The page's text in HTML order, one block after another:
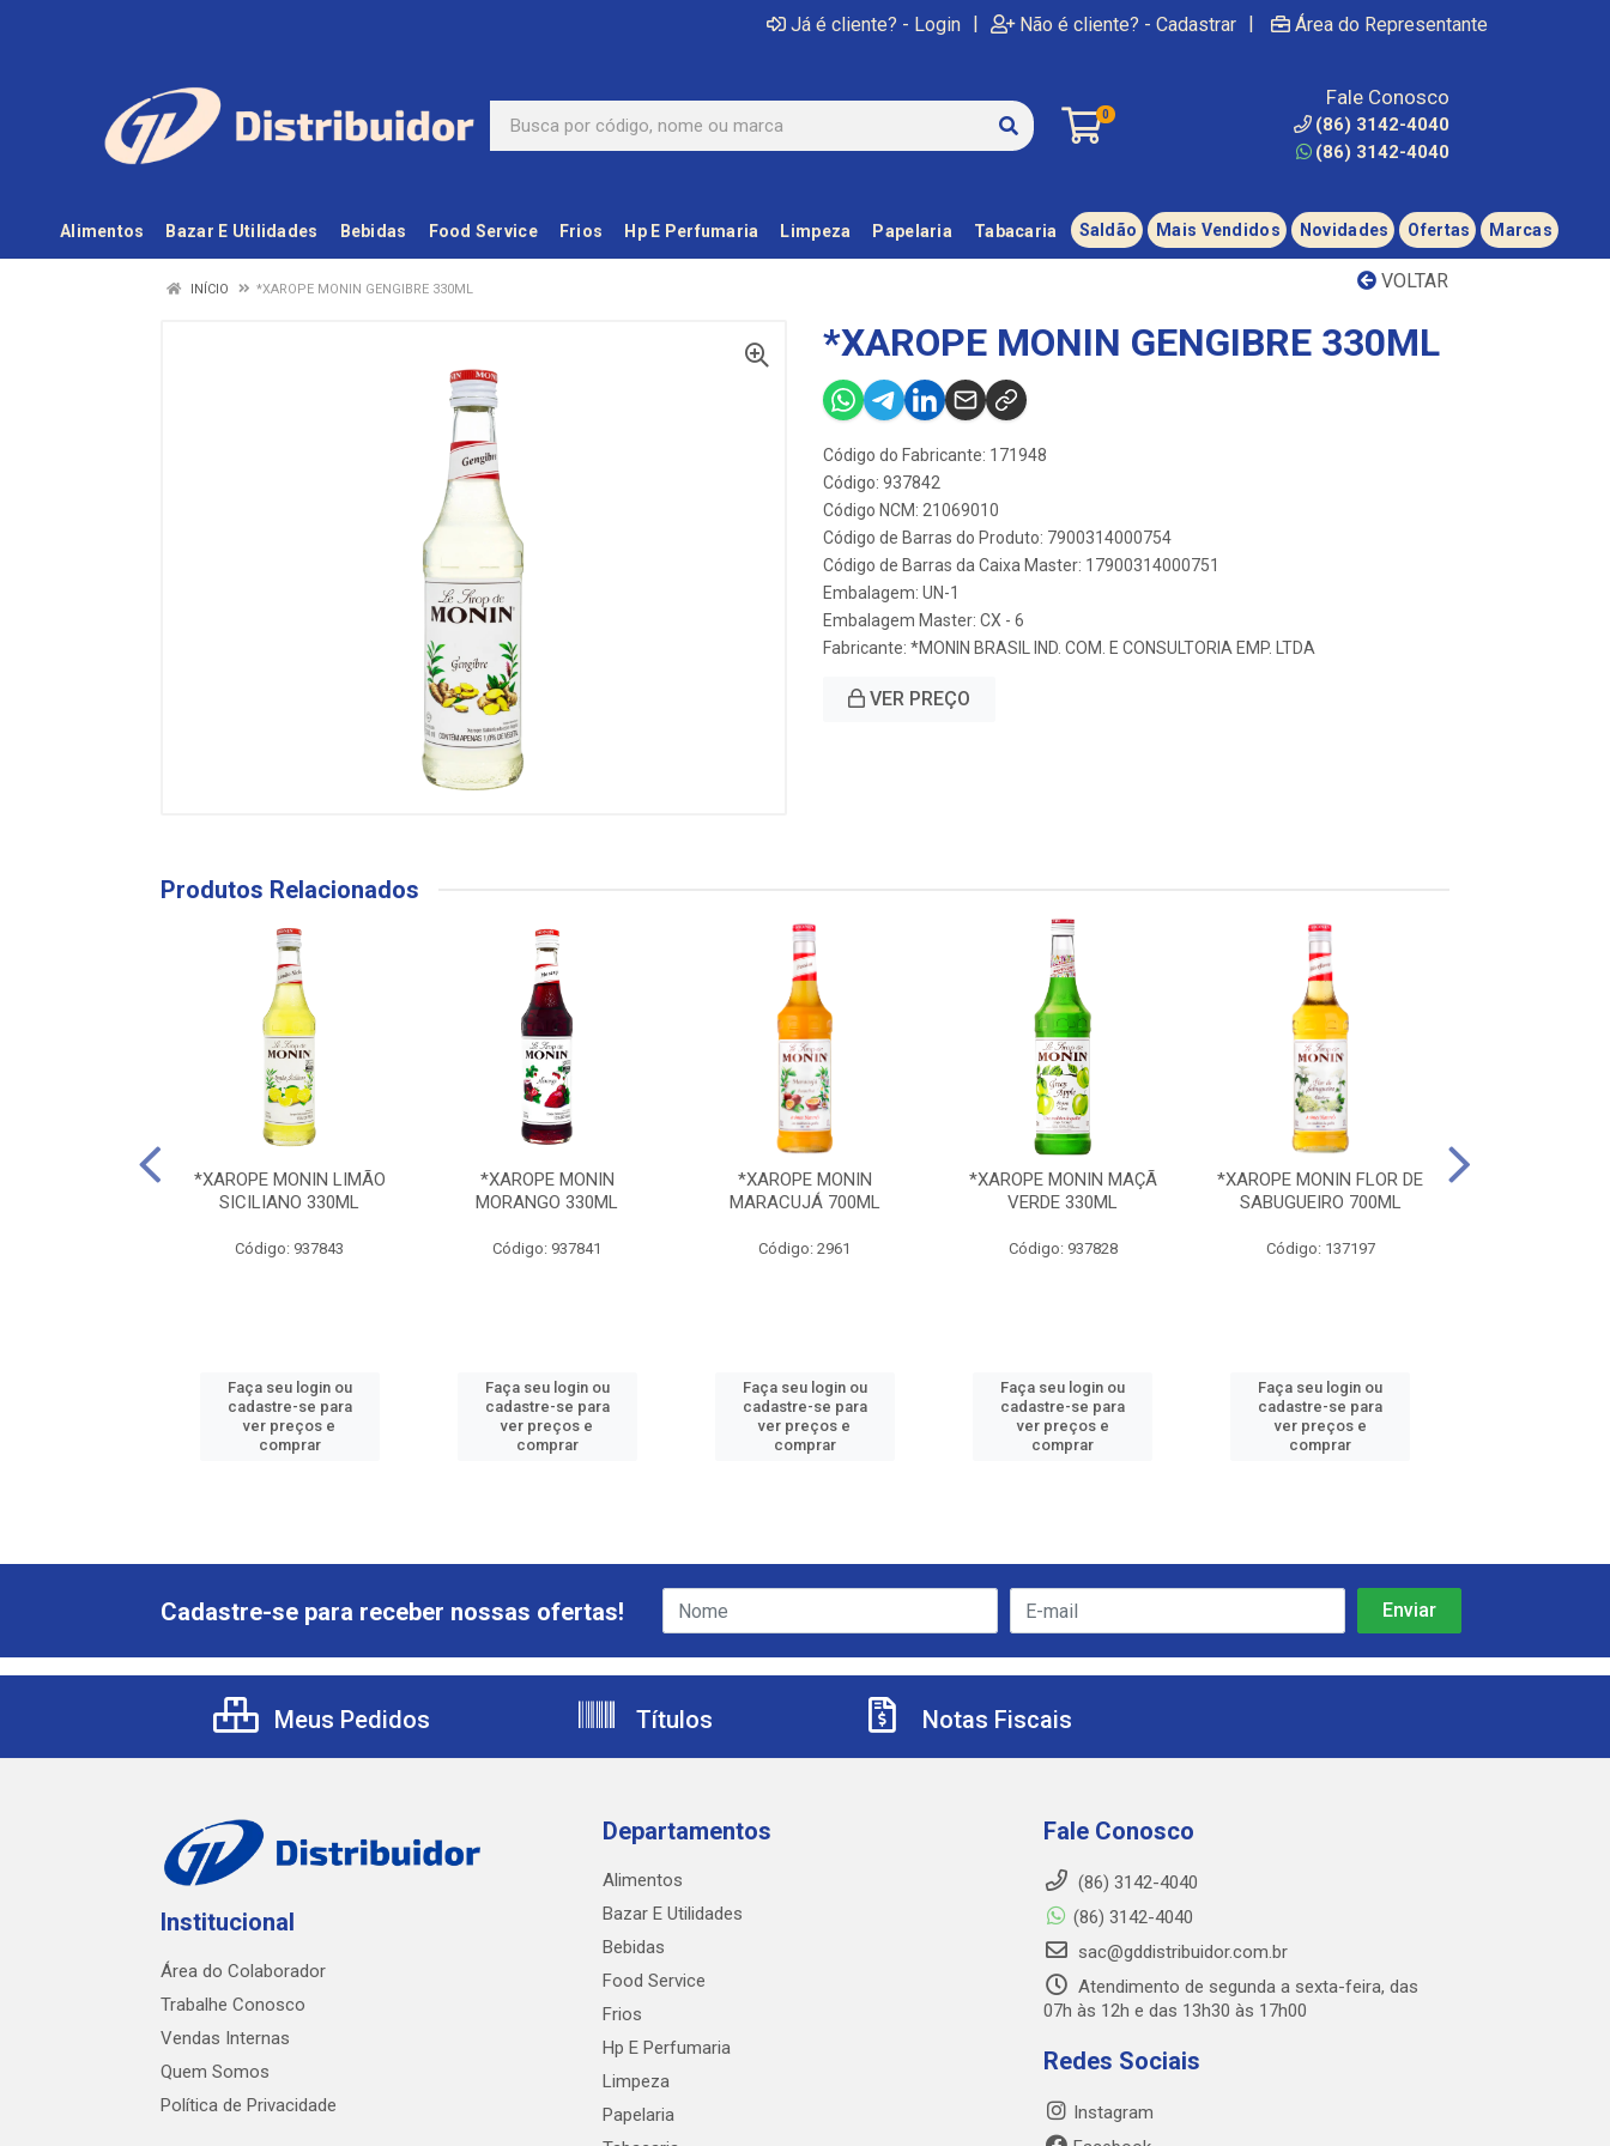
Já é cliente? - Login | Não é cliente? - Cadastrar | Área do Representante
0
Fale Conosco
(86) 3142-4040
(86) 3142-4040
Alimentos Bazar E Utilidades Bebidas Food Service Frios Hp E Perfumaria Limpeza Papelaria Tabacaria Saldão Mais Vendidos Novidades Ofertas Marcas
VOLTAR
INÍCIO *XAROPE MONIN GENGIBRE 330ML
*XAROPE MONIN GENGIBRE 330ML
Código do Fabricante: 171948
Código: 937842
Código NCM: 21069010
Código de Barras do Produto: 7900314000754
Código de Barras da Caixa Master: 17900314000751
Embalagem: UN-1
Embalagem Master: CX - 6
Fabricante: *MONIN BRASIL IND. COM. E CONSULTORIA EMP. LTDA
VER PREÇO
Produtos Relacionados
*XAROPE MONIN LIMÃO
SICILIANO 330ML
Código: 937843
Faça seu login ou
cadastre-se para
ver preços e
comprar
*XAROPE MONIN
MORANGO 330ML
Código: 937841
Faça seu login ou
cadastre-se para
ver preços e
comprar
*XAROPE MONIN
MARACUJÁ 700ML
Código: 2961
Faça seu login ou
cadastre-se para
ver preços e
comprar
*XAROPE MONIN MAÇÃ
VERDE 330ML
Código: 937828
Faça seu login ou
cadastre-se para
ver preços e
comprar
*XAROPE MONIN FLOR DE
SABUGUEIRO 700ML
Código: 137197
Faça seu login ou
cadastre-se para
ver preços e
comprar
Cadastre-se para receber nossas ofertas!
Meus Pedidos Títulos Notas Fiscais
Institucional
Área do Colaborador
Trabalhe Conosco
Vendas Internas
Quem Somos
Política de Privacidade
Departamentos
Alimentos
Bazar E Utilidades
Bebidas
Food Service
Frios
Hp E Perfumaria
Limpeza
Papelaria
Fale Conosco
(86) 3142-4040
(86) 3142-4040
sac@gddistribuidor.com.br
Atendimento de segunda a sexta-feira, das
07h às 12h e das 13h30 às 17h00
Redes Sociais
Instagram